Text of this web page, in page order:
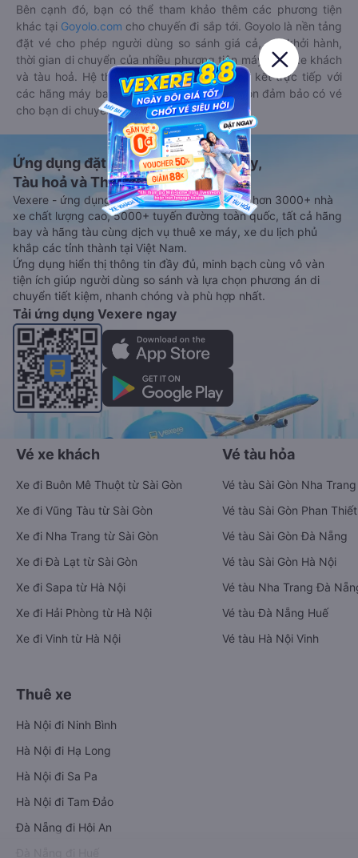
Bên cạnh đó, bạn có thể tham khảo thêm các phương tiện
khác tại Goyolo.com cho chuyến đi sắp tới. Goyolo là nền tảng
đặt vé cho phép người dùng so sánh giá cả, giờ khởi hành,
thời gian di chuyển của nhiều phương tiện máy bay, xe khách
và tàu hoả. Hệ thống của Goyolo được liên kết trực tiếp với
các hãng máy bay, xe khách và tàu hoả, luôn đảm bảo có vé
cho bạn di chuyển.
Ứng dụng đặt vé Xe khách, Máy bay,
Tàu hoả và Thuê xe
Vexere - ứng dụng đặt vé đa phương tiện với hơn 3000+ nhà
xe chất lượng cao, 5000+ tuyến đường toàn quốc, tất cả hãng
bay và hãng tàu cùng dịch vụ thuê xe máy, xe du lịch phủ
khắp các tỉnh thành tại Việt Nam.
Ứng dụng hiển thị thông tin đầy đủ, minh bạch cùng vô vàn
tiện ích giúp người dùng so sánh và lựa chọn phương án di
chuyển tiết kiệm, nhanh chóng và phù hợp nhất.
Tải ứng dụng Vexere ngay
Vé xe khách
Xe đi Buôn Mê Thuột từ Sài Gòn
Xe đi Vũng Tàu từ Sài Gòn
Xe đi Nha Trang từ Sài Gòn
Xe đi Đà Lạt từ Sài Gòn
Xe đi Sapa từ Hà Nội
Xe đi Hải Phòng từ Hà Nội
Xe đi Vinh từ Hà Nội
Vé tàu hỏa
Vé tàu Sài Gòn Nha Trang
Vé tàu Sài Gòn Phan Thiết
Vé tàu Sài Gòn Đà Nẵng
Vé tàu Sài Gòn Hà Nội
Vé tàu Nha Trang Đà
Vé tàu Đà Nẵng Huế
Vé tàu Hà Nội Vinh
Thuê xe
Hà Nội đi Ninh Bình
Hà Nội đi Hạ Long
Hà Nội đi Sa Pa
Hà Nội đi Tam Đảo
Đà Nẵng đi Hội An